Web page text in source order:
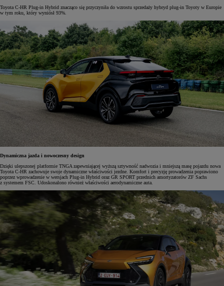
Toyota C-HR Plug-in Hybrid znacząco się przyczyniła do wzrostu sprzedaży hybryd plug-in Toyoty w Europie
w tym roku, który wyniósł 93%.
Dynamiczna jazda i nowoczesny design
Dzięki ulepszonej platformie TNGA zapewniającej wyższą sztywność nadwozia i mniejszą masę pojazdu nowa
Toyota C-HR zachowuje swoje dynamiczne właściwości jezdne. Komfort i precyzję prowadzenia poprawiono
poprzez wprowadzenie w wersjach Plug-in Hybrid oraz GR SPORT przednich amortyzatorów ZF Sachs
z systemem FSC. Udoskonalono również właściwości aerodynamiczne auta.